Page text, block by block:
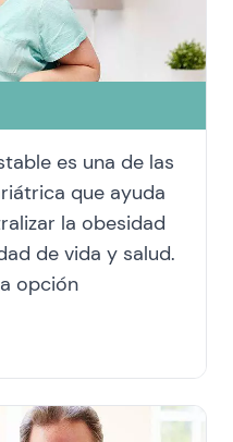
es una de las
que ayuda
la obesidad
de vida y salud.
opción